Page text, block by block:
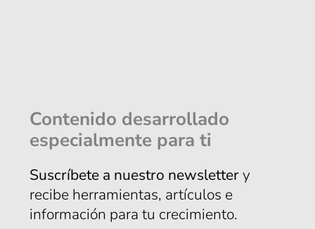
Contenido desarrollado
especialmente para ti
Suscríbete a nuestro newslettery
recibe herramientas, artículos e
información para tu crecimiento.